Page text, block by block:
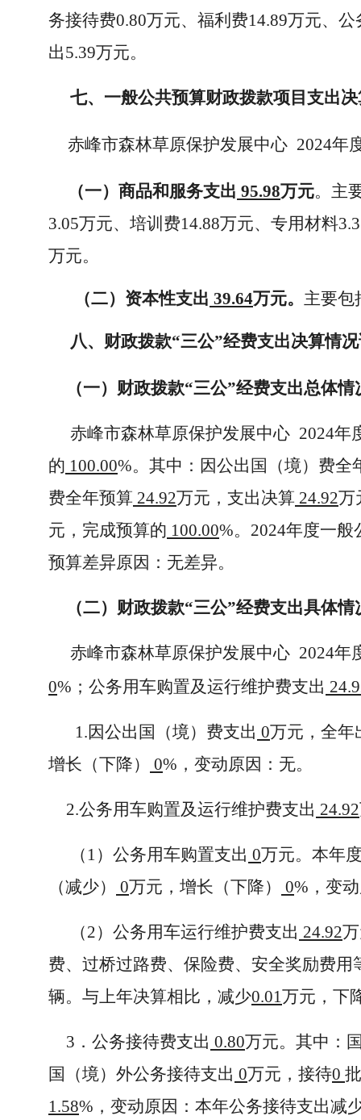
务接待费0.80万元、福利费14.89万元、
出5.39万元。
七、一般公共预算财政拨款项目支出
赤峰市森林草原保护发展中心 2024年
（一）商品和服务支出 95.98万元。主
3.05万元、培训费14.88万元、专用材料
万元。
（二）资本性支出 39.64万元。 主要包
八、财政拨款“三公”经费支出决算情
（一）财政拨款“三公”经费支出总体
赤峰市森林草原保护发展中心 2024年
的 100.00%。其中：因公出国（境）费全
费全年预算 24.92万元，支出决算 24.92万
元，完成预算的 100.00%。2024年度一般
预算差异原因：无差异。
（二）财政拨款“三公”经费支出具体
赤峰市森林草原保护发展中心 2024年
0%；公务用车购置及运行维护费支出
1.因公出国（境）费支出 0万元，全年
增长（下降）
0%，变动原因：无。
2.公务用车购置及运行维护费支出 24.92
（1）公务用车购置支出 0万元。本年
（减少）
0万元，增长（下降） 0%，变
（2）公务用车运行维护费支出 24.92
费、过桥过路费、保险费、安全奖励费
辆。与上年决算相比，减少0.01万元，下
3．公务接待费支出 0.80万元。其中：
国（境）外公务接待支出 0万元，接待0
1.58%，变动原因：本年公务接待支出减